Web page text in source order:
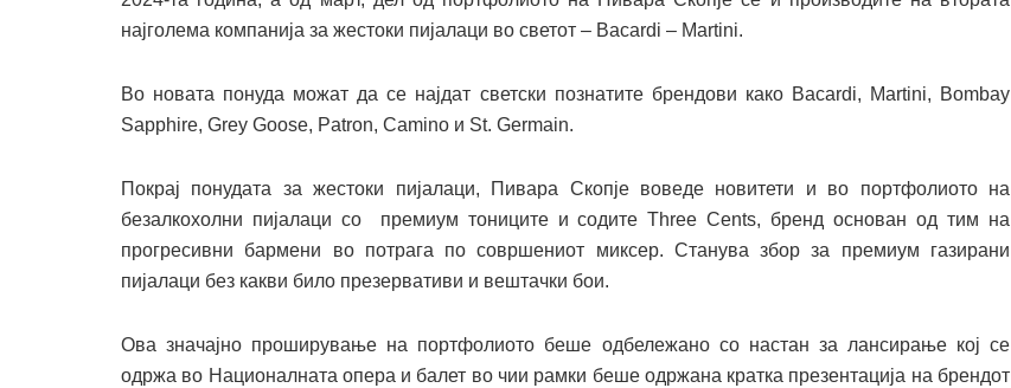
најголема компанија за жестоки пијалаци во светот – Bacardi – Martini.
Во новата понуда можат да се најдат светски познатите брендови како Bacardi, Martini, Bombay
Sapphire, Grey Goose, Patron, Camino и St. Germain.
Покрај понудата за жестоки пијалаци, Пивара Скопје воведе новитети и во портфолиото на
безалкохолни пијалаци со премиум тониците и содите Three Cents, бренд основан од тим на
прогресивни бармени во потрага по совршениот миксер. Станува збор за премиум газирани
пијалаци без какви било презервативи и вештачки бои.​
Ова значајно проширување на портфолиото беше одбележано со настан за лансирање кој се
одржа во Националната опера и балет во чии рамки беше одржана кратка презентација на брендот